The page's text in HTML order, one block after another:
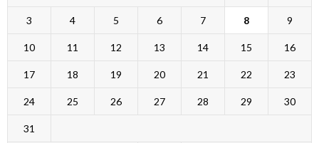
3 4 5 6 7 8 9
10 11 12 13 14 15 16
17 18 19 20 21 22 23
24 25 26 27 28 29 30
31